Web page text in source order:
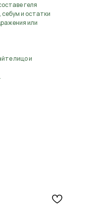
геля
и остатки
или
лицо и